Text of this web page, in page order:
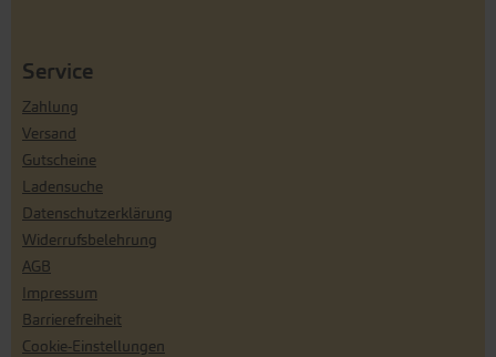
Service
Zahlung
Versand
Gutscheine
Ladensuche
Datenschutzerklärung
Widerrufsbelehrung
AGB
Impressum
Barrierefreiheit
Cookie-Einstellungen